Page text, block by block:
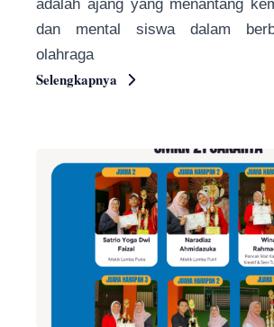
adalah ajang yang menantang
dan mental siswa dalam
olahraga
Selengkapnya